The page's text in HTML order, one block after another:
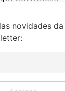
novidades da